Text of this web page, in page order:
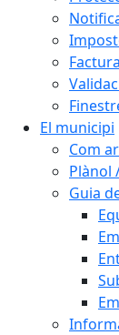
El municipi
Com
Plànol
Guia